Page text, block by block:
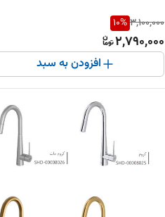
3,100,000
10%
2,790,000
افزودن به سبد